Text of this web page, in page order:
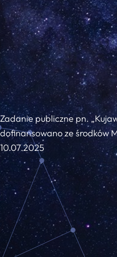
Zadanie publiczne pn.
dofinansowano ze środków
10.07.2025